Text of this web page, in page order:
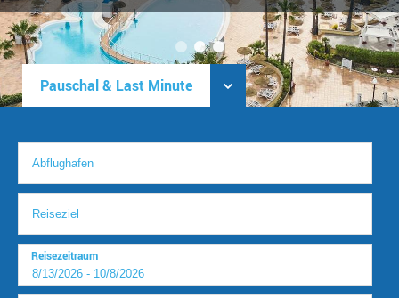
1 2 3
Pauschal & Last Minute
Reisezeitraum